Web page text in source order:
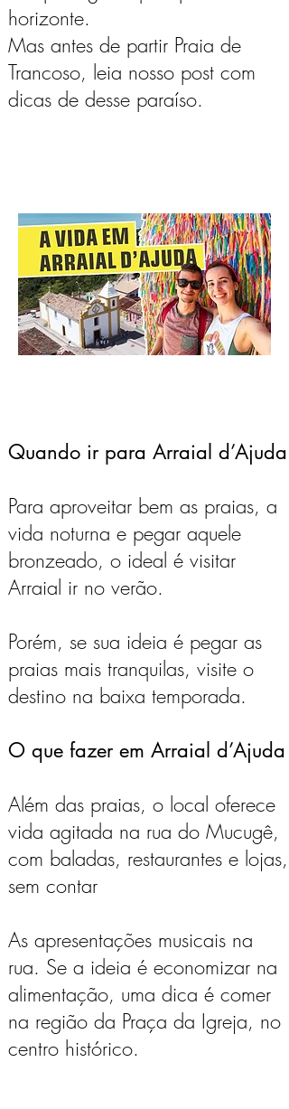
horizonte.
Mas antes de partir Praia de
Trancoso, leia nosso post com
dicas de desse paraíso.
Quando ir para Arraial d’Ajuda
Para aproveitar bem as praias, a
vida noturna e pegar aquele
bronzeado, o ideal é visitar
Arraial ir no verão.
Porém, se sua ideia é pegar as
praias mais tranquilas, visite o
destino na baixa temporada.
O que fazer em Arraial d’Ajuda
Além das praias, o local oferece
vida agitada na rua do Mucugê,
com baladas, restaurantes e lojas,
sem contar
As apresentações musicais na
rua. Se a ideia é economizar na
alimentação, uma dica é comer
na região da Praça da Igreja, no
centro histórico.